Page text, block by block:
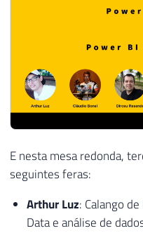
E nesta mesa redonda,
seguintes feras:
Arthur Luz: Calango
Data e análise de